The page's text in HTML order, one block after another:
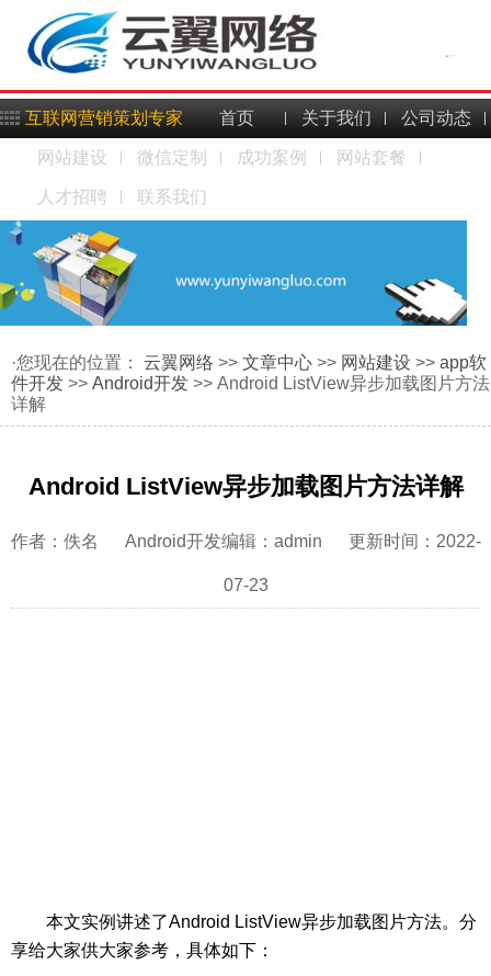
互联网营销策划专家 首页 关于我们 公司动态
网站建设 微信定制 成功案例 网站套餐
人才招聘 联系我们
·您现在的位置： 云翼网络 >> 文章中心 >> 网站建设 >> app软
件开发 >> Android开发 >> Android ListView异步加载图片方法
详解
Android ListView异步加载图片方法详解
作者：佚名 Android开发编辑：admin 更新时间：2022-
07-23
本文实例讲述了Android ListView异步加载图片方法。分
享给大家供大家参考，具体如下：